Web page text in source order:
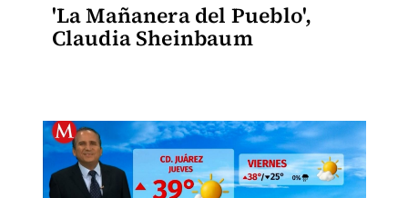
'La Mañanera del Pueblo',
Claudia Sheinbaum